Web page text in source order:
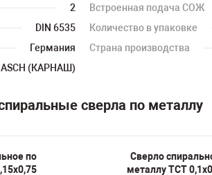
2 Встроенная подача СОЖ
DIN 6535 Количество в упаковке
Германия Страна производства
(КАРНАШ)
сверла по металлу
по
Сверло
металлу TCT